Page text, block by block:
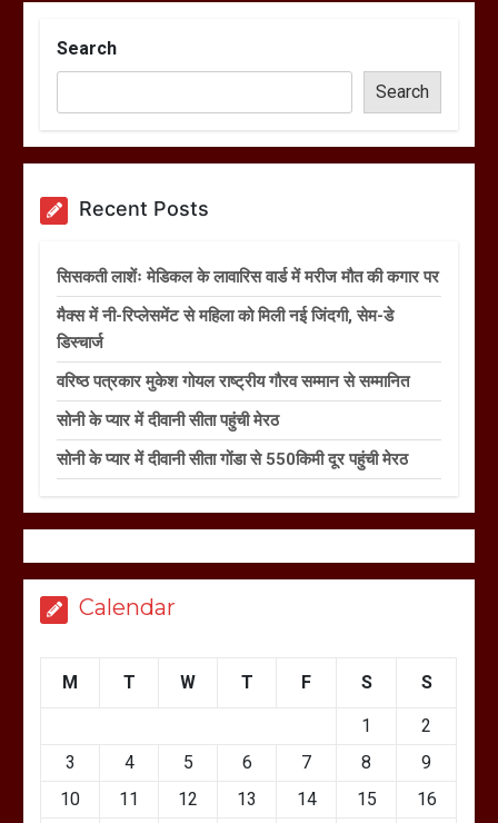
Search
Search
Recent Posts
सिसकती लाशेंः मेडिकल के लावारिस वार्ड में मरीज मौत की कगार पर
मैक्स में नी-रिप्लेसमेंट से महिला को मिली नई जिंदगी, सेम-डे
डिस्चार्ज
वरिष्ठ पत्रकार मुकेश गोयल राष्ट्रीय गौरव सम्मान से सम्मानित
सोनी के प्यार में दीवानी सीता पहुंची मेरठ
सोनी के प्यार में दीवानी सीता गोंडा से 550किमी दूर पहुंची मेरठ
Calendar
M T W T F S S
1
2
3
4 5 6 7 8
9
10
11 12 13 14 15
16